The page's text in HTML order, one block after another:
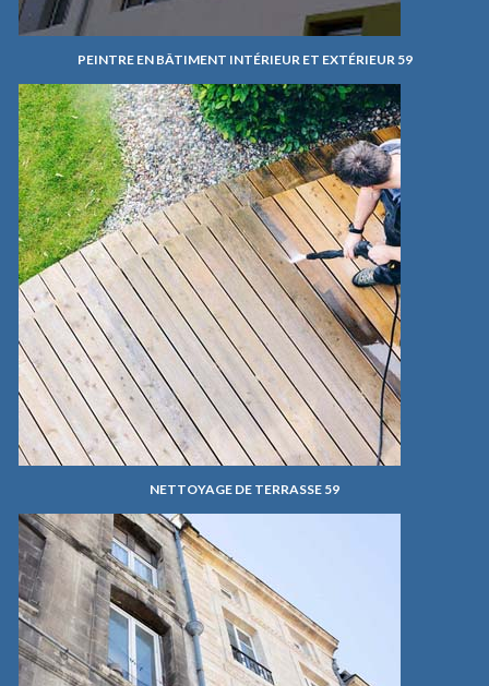
PEINTRE EN BÂTIMENT INTÉRIEUR ET EXTÉRIEUR 59
NETTOYAGE DE TERRASSE 59